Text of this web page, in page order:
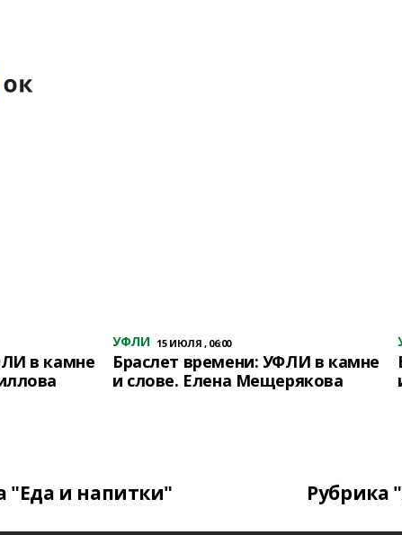
в камне
УФЛИ 15 ИЮЛЯ , 06:00
Браслет времени: УФЛИ в камне
и слове. Елена Мещерякова
"Еда и напитки" Рубрика